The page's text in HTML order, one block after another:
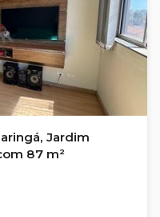
Jardim
87 m²